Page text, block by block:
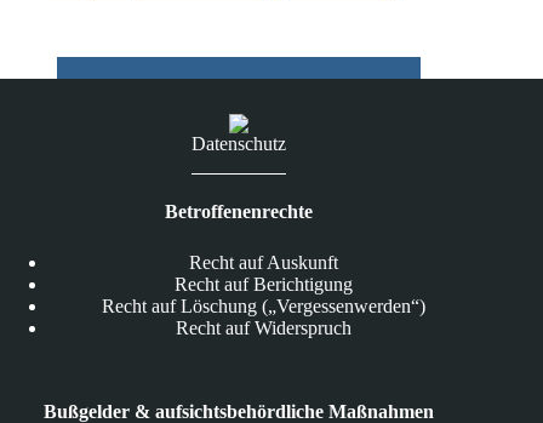
Datenschutz
Betroffenenrechte
Recht auf Auskunft
Recht auf Berichtigung
Recht auf Löschung („Vergessenwerden“)
Recht auf Widerspruch
Bußgelder & aufsichtsbehördliche Maßnahmen